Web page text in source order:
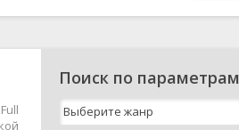
Поиск по параметрам